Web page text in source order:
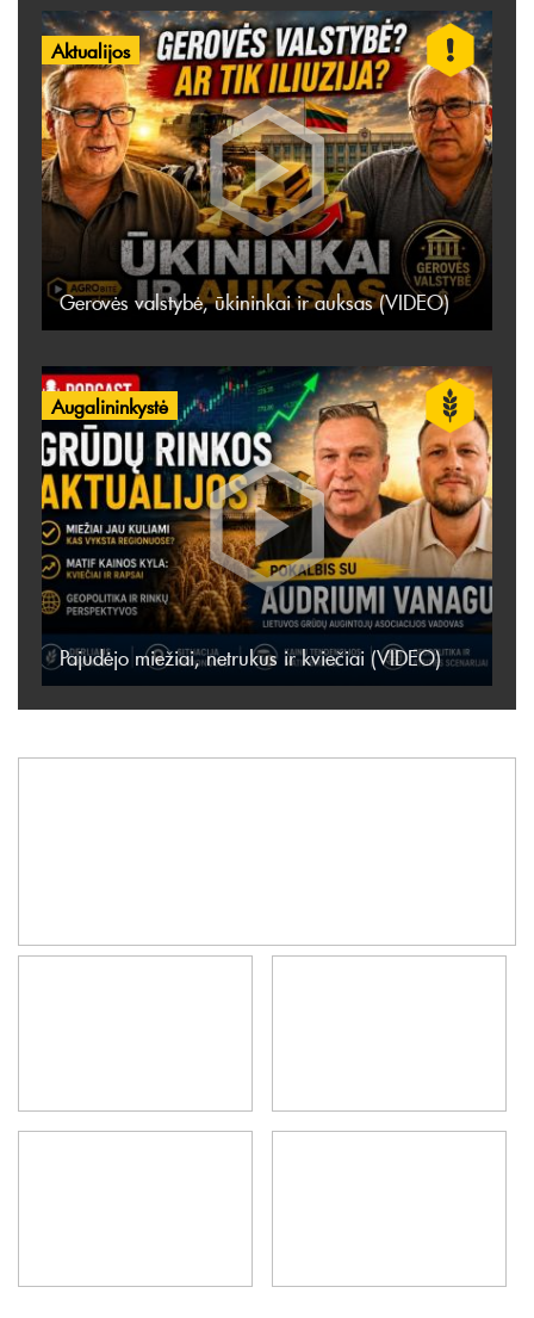
Aktualijos
Gerovės valstybė, ūkininkai ir auksas (VIDEO)
Augalininkystė
Pajudėjo miežiai, netrukus ir kviečiai (VIDEO)